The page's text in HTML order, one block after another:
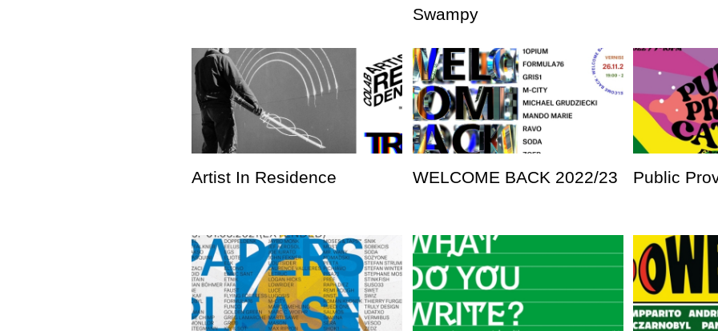
Swampy
Artist In Residence WELCOME BACK 2022/23 Public